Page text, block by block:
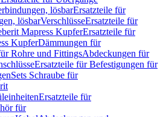
lösbarErsatzteile für
lösbarVerschlüsseErsatzteile für
Mapress KupferErsatzteile für
KupferDämmungen für
Rohre und FittingsAbdeckungen für
Ersatzteile für Befestigungen für
Sets Schraube für
Ersatzteile für
für